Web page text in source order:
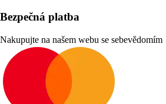
Bezpečná platba
Nakupujte na našem webu se sebevědomím